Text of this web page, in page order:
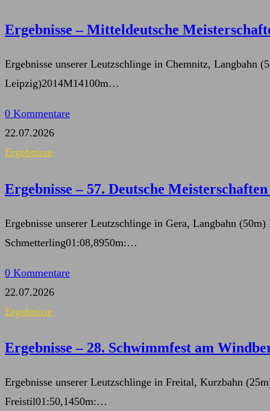
Ergebnisse – Mitteldeutsche
Ergebnisse unserer Leutzschlinge in Chemnitz, Langbahn
Leipzig)2014M14100m…
0 Kommentare
22.07.2026
Ergebnisse
Ergebnisse – 57. Deutsche
Ergebnisse unserer Leutzschlinge in Gera, Langbahn
Schmetterling01:08,8950m:…
0 Kommentare
22.07.2026
Ergebnisse
Ergebnisse – 28. Schwimmfest am
Ergebnisse unserer Leutzschlinge in Freital, Kurzbahn
Freistil01:50,1450m:…